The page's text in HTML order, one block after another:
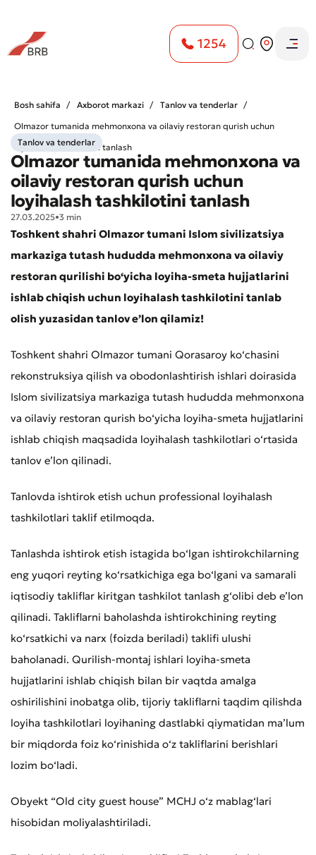
1254
Bosh sahifa Axborot markazi
Tanlov va tenderlar
Olmazor tumanida mehmonxona va oilaviy restoran qurish uchun
loyihalash tashkilotini tanlash
Tanlov va tenderlar
Olmazor tumanida mehmonxona va
oilaviy restoran qurish uchun
loyihalash tashkilotini tanlash
27.03.2025•3 min
Toshkent shahri Olmazor tumani Islom sivilizatsiya
markaziga tutash hududda mehmonxona va oilaviy
restoran qurilishi bo‘yicha loyiha-smeta hujjatlarini
ishlab chiqish uchun loyihalash tashkilotini tanlab
olish yuzasidan tanlov e’lon qilamiz!
Toshkent shahri Olmazor tumani Qorasaroy ko‘chasini
rekonstruksiya qilish va obodonlashtirish ishlari doirasida
Islom sivilizatsiya markaziga tutash hududda mehmonxona
va oilaviy restoran qurish bo‘yicha loyiha-smeta hujjatlarini
ishlab chiqish maqsadida loyihalash tashkilotlari o‘rtasida
tanlov e’lon qilinadi.
Tanlovda ishtirok etish uchun professional loyihalash
tashkilotlari taklif etilmoqda.
Tanlashda ishtirok etish istagida bo‘lgan ishtirokchilarning
eng yuqori reyting ko‘rsatkichiga ega bo‘lgani va samarali
iqtisodiy takliflar kiritgan tashkilot tanlash g‘olibi deb e’lon
qilinadi. Takliflarni baholashda ishtirokchining reyting
ko‘rsatkichi va narx (foizda beriladi) taklifi ulushi
baholanadi. Qurilish-montaj ishlari loyiha-smeta
hujjatlarini ishlab chiqish bilan bir vaqtda amalga
oshirilishini inobatga olib, tijoriy takliflarni taqdim qilishda
loyiha tashkilotlari loyihaning dastlabki qiymatidan ma’lum
bir miqdorda foiz ko‘rinishida o‘z takliflarini berishlari
lozim bo‘ladi.
Obyekt “Old city guest house” MCHJ o‘z mablag‘lari
hisobidan moliyalashtiriladi.